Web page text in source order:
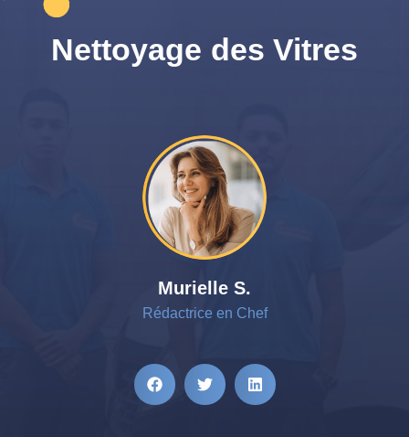
Nettoyage des Vitres
Murielle S.
Rédactrice en Chef